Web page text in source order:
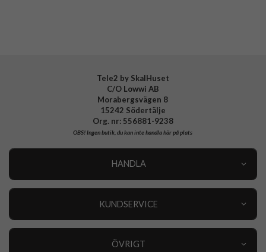
Tele2 by SkalHuset
C/O Lowwi AB
Morabergsvägen 8
15242 Södertälje
Org. nr: 556881-9238
OBS!Ingen butik, du kan inte handla här på plats
HANDLA
KUNDSERVICE
ÖVRIGT